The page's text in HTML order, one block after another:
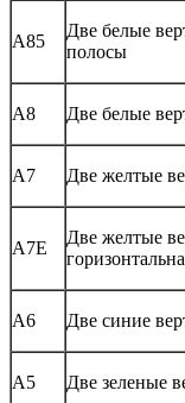
А85
Две белые
полосы
А8 Две белые
А7 Две желтые
А7Е
Две желтые
А6 Две синие
А5 Две зеленые